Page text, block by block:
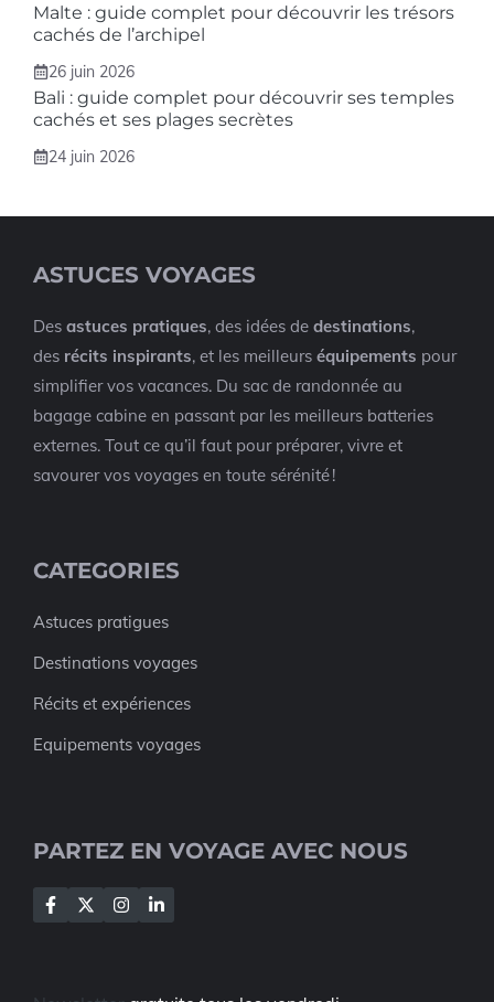
Malte : guide complet pour découvrir les trésors
cachés de l’archipel
26 juin 2026
Bali : guide complet pour découvrir ses temples
cachés et ses plages secrètes
24 juin 2026
ASTUCES VOYAGES
Des astuces pratiques, des idées de destinations,
des récits inspirants, et les meilleurs équipements pour
simplifier vos vacances. Du sac de randonnée au
bagage cabine en passant par les meilleurs batteries
externes. Tout ce qu’il faut pour préparer, vivre et
savourer vos voyages en toute sérénité !
CATEGORIES
Astuces pratigues
Destinations voyages
Récits et expériences
Equipements voyages
PARTEZ EN VOYAGE AVEC NOUS